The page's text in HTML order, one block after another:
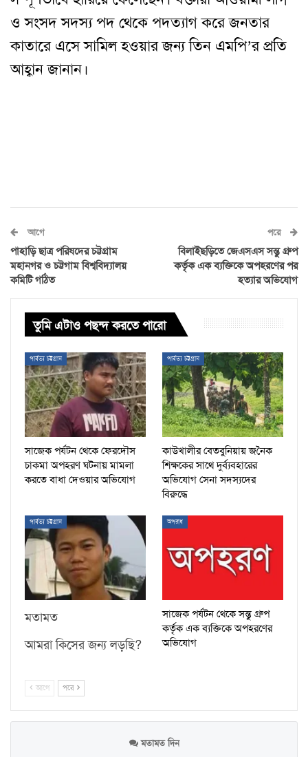
ও সংসদ সদস্য পদ থেকে পদত্যাগ করে জনতার
কাতারে এসে সামিল হওয়ার জন্য তিন এমপি’র প্রতি
আহ্বান জানান।
আগে
পাহাড়ি ছাত্র পরিষদের চট্টগ্রাম
মহানগর ও চট্টগাম বিশ্ববিদ্যালয়
কমিটি গঠিত
পরে
বিলাইছড়িতে জেএসএস সন্তু গ্রুপ
কর্তৃক এক ব্যক্তিকে অপহরণের পর
হত্যার অভিযোগ
তুমি এটাও পছন্দ করতে পারো
পার্বত্য চট্টগ্রাম
সাজেক পর্যটন থেকে ফেরদৌস
চাকমা অপহরণ ঘটনায় মামলা
করতে বাধা দেওয়ার অভিযোগ
পার্বত্য চট্টগ্রাম
কাউখালীর বেতবুনিয়ায় জনৈক
শিক্ষকের সাথে দুর্ব্যবহারের
অভিযোগ সেনা সদস্যদের
বিরুদ্ধে
পার্বত্য চট্টগ্রাম
মতামত
আমরা কিসের জন্য লড়ছি?
অপরাধ
সাজেক পর্যটন থেকে সন্তু গ্রুপ
কর্তৃক এক ব্যক্তিকে অপহরণের
অভিযোগ
আগে পরে
মতামত দিন